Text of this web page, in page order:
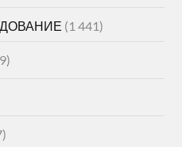
(1 441)